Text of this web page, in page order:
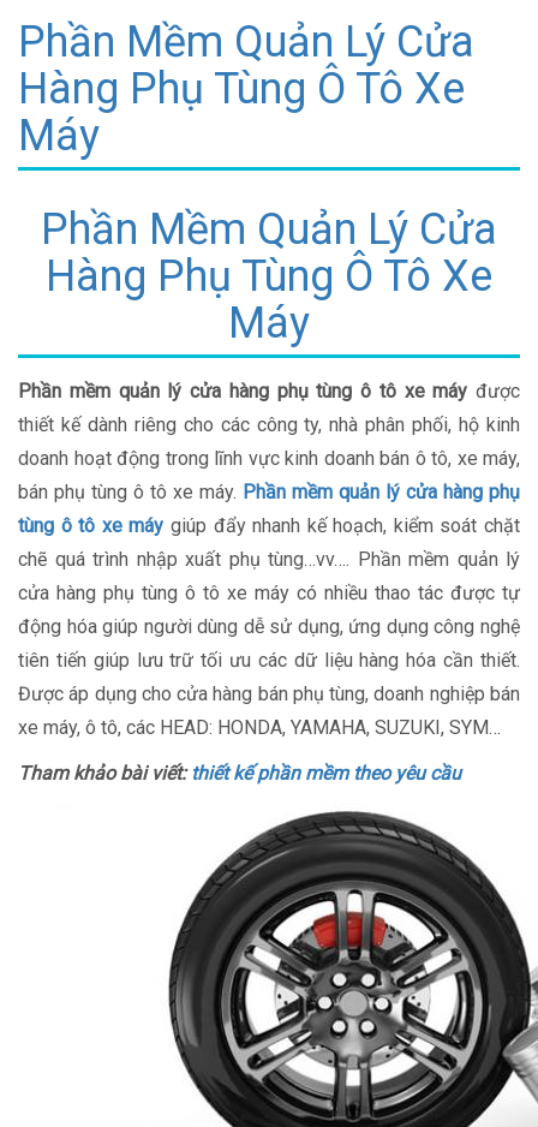
Phần Mềm Quản Lý Cửa
Hàng Phụ Tùng Ô Tô Xe
Máy
Phần Mềm Quản Lý Cửa
Hàng Phụ Tùng Ô Tô Xe
Máy
Phần mềm quản lý cửa hàng phụ tùng ô tô xe máy được
thiết kế dành riêng cho các công ty, nhà phân phối, hộ kinh
doanh hoạt động trong lĩnh vực kinh doanh bán ô tô, xe máy,
bán phụ tùng ô tô xe máy. Phần mềm quản lý cửa hàng phụ
tùng ô tô xe máy giúp đẩy nhanh kế hoạch, kiểm soát chặt
chẽ quá trình nhập xuất phụ tùng…vv…. Phần mềm quản lý
cửa hàng phụ tùng ô tô xe máy có nhiều thao tác được tự
động hóa giúp người dùng dễ sử dụng, ứng dụng công nghệ
tiên tiến giúp lưu trữ tối ưu các dữ liệu hàng hóa cần thiết.
Được áp dụng cho cửa hàng bán phụ tùng, doanh nghiệp bán
xe máy, ô tô, các HEAD: HONDA, YAMAHA, SUZUKI, SYM…
Tham khảo bài viết: thiết kế phần mềm theo yêu cầu